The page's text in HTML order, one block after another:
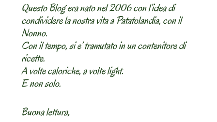
Questo Blog era nato nel 2006 con l’idea di
condividere la nostra vita a Patatolandia, con il
Nonno.
Con il tempo, si e’ tramutato in un contenitore di
ricette.
A volte caloriche, a volte light.
E non solo.
Buona lettura,